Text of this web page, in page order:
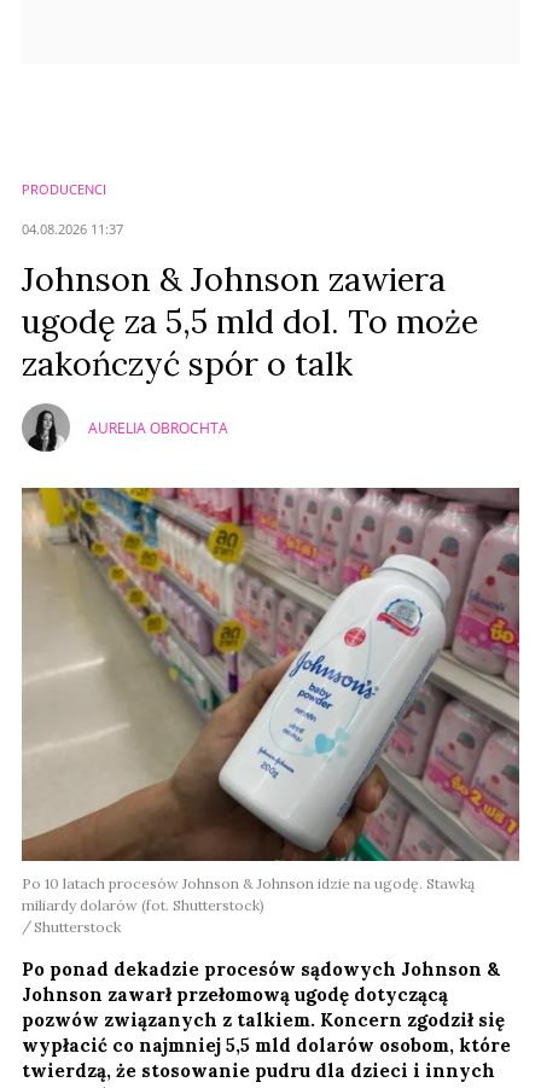
PRODUCENCI
04.08.2026 11:37
Johnson & Johnson zawiera
ugodę za 5,5 mld dol. To może
zakończyć spór o talk
AURELIA OBROCHTA
Po 10 latach procesów Johnson & Johnson idzie na ugodę. Stawką
miliardy dolarów (fot. Shutterstock)
Shutterstock
Po ponad dekadzie procesów sądowych Johnson &
Johnson zawarł przełomową ugodę dotyczącą
pozwów związanych z talkiem. Koncern zgodził się
wypłacić co najmniej 5,5 mld dolarów osobom, które
twierdzą, że stosowanie pudru dla dzieci i innych